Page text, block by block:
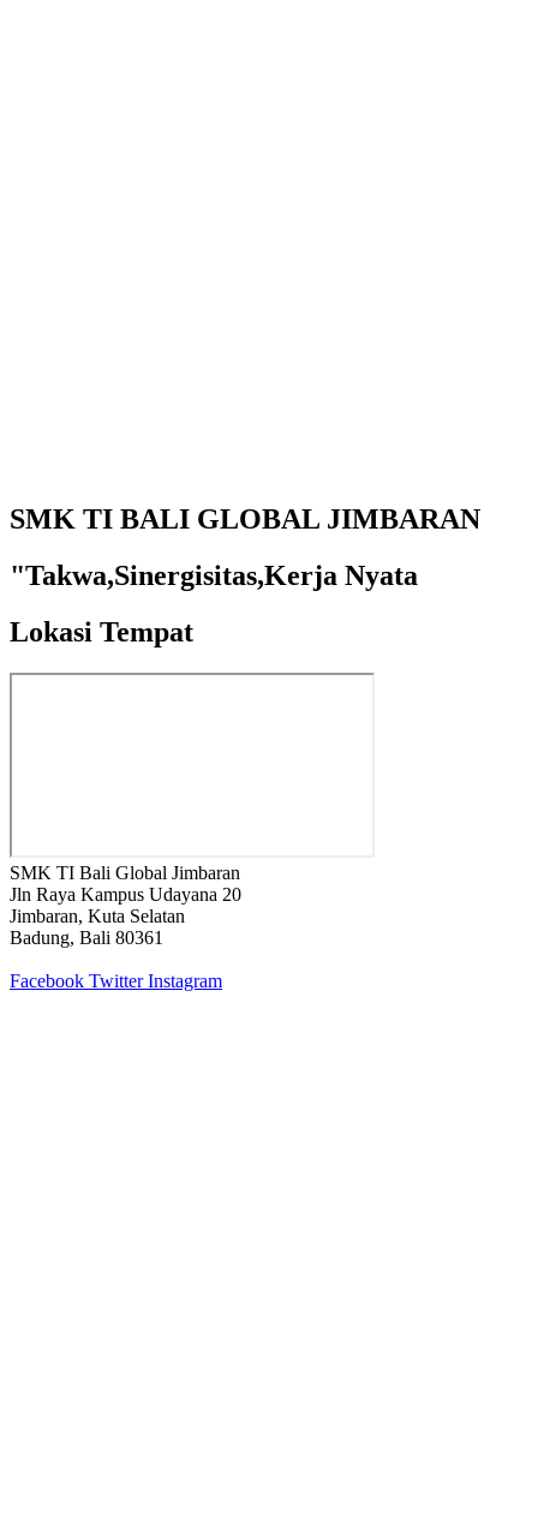
SMK TI BALI GLOBAL JIMBARAN
"Takwa,Sinergisitas,Kerja Nyata
Lokasi Tempat
SMK TI Bali Global Jimbaran
Jln Raya Kampus Udayana 20
Jimbaran, Kuta Selatan
Badung, Bali 80361
Facebook Twitter Instagram